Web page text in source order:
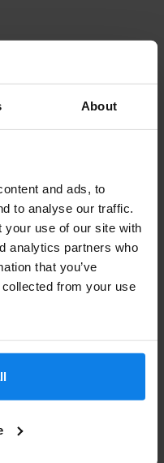
About
and ads, to
to analyse our traffic.
your use of our site with
analytics partners who
that you’ve
from your use
door
komen. Hoog
er bestaan namelijk
een goed
Uit de teksten op jouw
de toegevoegde
wat is jouw
van een
moet jouw
hoe groter de kans